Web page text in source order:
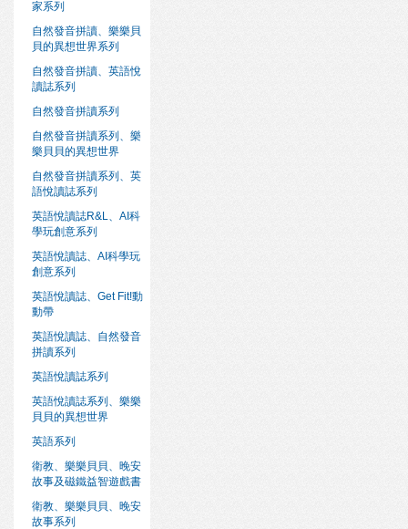
家系列
自然發音拼讀、樂樂貝
貝的異想世界系列
自然發音拼讀、英語悅
讀誌系列
自然發音拼讀系列
自然發音拼讀系列、樂
樂貝貝的異想世界
自然發音拼讀系列、英
語悅讀誌系列
英語悅讀誌R&L、AI科
學玩創意系列
英語悅讀誌、AI科學玩
創意系列
英語悅讀誌、Get Fit!動
動帶
英語悅讀誌、自然發音
拼讀系列
英語悅讀誌系列
英語悅讀誌系列、樂樂
貝貝的異想世界
英語系列
衛教、樂樂貝貝、晚安
故事及磁鐵益智遊戲書
衛教、樂樂貝貝、晚安
故事系列